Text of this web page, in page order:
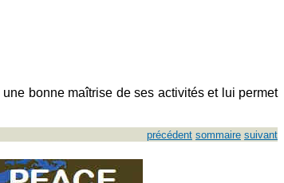
bonne maîtrise de ses activités et lui permet
précédent sommaire suivant